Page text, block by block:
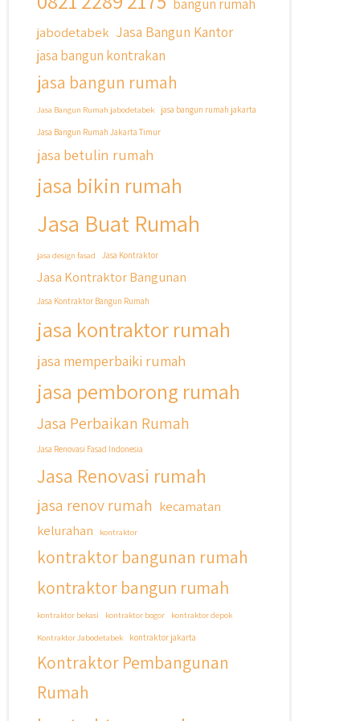
Cicilan ?? 🤗
Untuk informasi lebih lanjut terkait
program cicilan ini temen temen bisa
langsung klik link di bio yaa
#jasabangunrumahjakarta
#jasarenovasirumahjakarta
#kontraktorbangunan
#kontraktorbangunanrumah
#kontraktorbangunanjakarta
#kontraktorinteriorjakarta
#jasarenovasirumahbekasi
#jasadesainrumahmurah
#jasadesainrumahjakarta
#jasabangunrumahjabodetabek
bangun rumah
jabodetabek Jasa Bangun Kantor
jasa bangun kontrakan
jasa bangun rumah
Jasa Bangun Rumah jabodetabek
jasa bangun rumah jakarta
Jasa Bangun Rumah Jakarta Timur
jasa betulin rumah
jasa bikin rumah
Jasa Buat Rumah
jasa design fasad Jasa Kontraktor
Jasa Kontraktor Bangunan
Jasa Kontraktor Bangun Rumah
jasa kontraktor rumah
jasa memperbaiki rumah
jasa pemborong rumah
Jasa Perbaikan Rumah
Jasa Renovasi Fasad Indonesia
Jasa Renovasi rumah
jasa renov rumah kecamatan
kelurahan
kontraktor
kontraktor bangunan rumah
kontraktor bangun rumah
kontraktor bekasi kontraktor bogor
kontraktor depok
Kontraktor Jabodetabek
kontraktor jakarta
Kontraktor Pembangunan
Rumah